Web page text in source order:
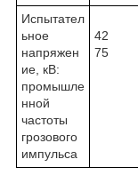
Испытател
ьное
напряжен
ие, кВ:
промышле
нной
частоты
грозового
импульса
42
75